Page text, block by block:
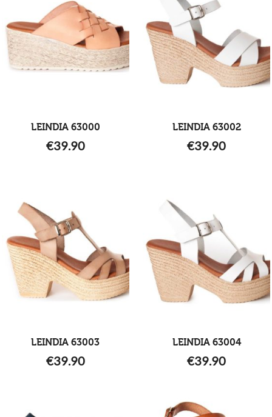
LEINDIA 63000
€39.90
LEINDIA 63002
€39.90
LEINDIA 63003
€39.90
LEINDIA 63004
€39.90